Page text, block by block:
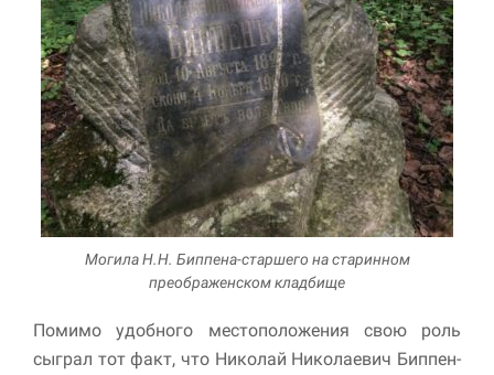
Могила Н.Н. Биппена-старшего на старинном
преображенском кладбище
Помимо удобного местоположения свою роль
сыграл тот факт, что Николай Николаевич Биппен-